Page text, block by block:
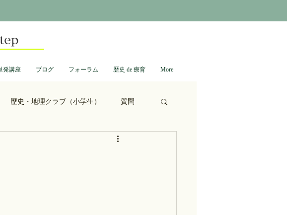
発講座 ブログ フォーラム 歴史 de 療育 More
歴史・地理クラブ（小学生） 質問